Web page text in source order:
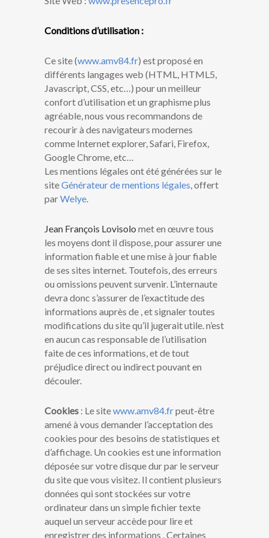
Conditions d’utilisation :
Ce site (www.amv84.fr) est proposé en
différents langages web (HTML, HTML5,
Javascript, CSS, etc…) pour un meilleur
confort d’utilisation et un graphisme plus
agréable, nous vous recommandons de
recourir à des navigateurs modernes
comme Internet explorer, Safari, Firefox,
Google Chrome, etc…
Les mentions légales ont été générées sur le
siteGénérateur de mentions légales, offert
parWelye.
Jean François Lovisolo met en œuvre tous
les moyens dont il dispose, pour assurer une
information fiable et une mise à jour fiable
de ses sites internet. Toutefois, des erreurs
ou omissions peuvent survenir. L’internaute
devra donc s’assurer de l’exactitude des
informations auprès de , et signaler toutes
modifications du site qu’il jugerait utile. n’est
en aucun cas responsable de l’utilisation
faite de ces informations, et de tout
préjudice direct ou indirect pouvant en
découler.
Cookies : Le sitewww.amv84.frpeut-être
amené à vous demander l’acceptation des
cookies pour des besoins de statistiques et
d’affichage. Un cookies est une information
déposée sur votre disque dur par le serveur
du site que vous visitez. Il contient plusieurs
données qui sont stockées sur votre
ordinateur dans un simple fichier texte
auquel un serveur accède pour lire et
enregistrer des informations . Certaines